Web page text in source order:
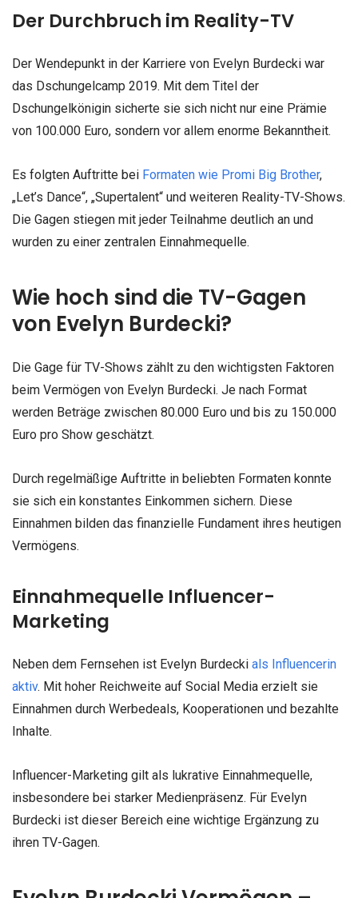
Der Durchbruch im Reality-TV
Der Wendepunkt in der Karriere von Evelyn Burdecki war
das Dschungelcamp 2019. Mit dem Titel der
Dschungelkönigin sicherte sie sich nicht nur eine Prämie
von 100.000 Euro, sondern vor allem enorme Bekanntheit.
Es folgten Auftritte bei Formaten wie Promi Big Brother,
„Let’s Dance“, „Supertalent“ und weiteren Reality-TV-Shows.
Die Gagen stiegen mit jeder Teilnahme deutlich an und
wurden zu einer zentralen Einnahmequelle.
Wie hoch sind die TV-Gagen
von Evelyn Burdecki?
Die Gage für TV-Shows zählt zu den wichtigsten Faktoren
beim Vermögen von Evelyn Burdecki. Je nach Format
werden Beträge zwischen 80.000 Euro und bis zu 150.000
Euro pro Show geschätzt.
Durch regelmäßige Auftritte in beliebten Formaten konnte
sie sich ein konstantes Einkommen sichern. Diese
Einnahmen bilden das finanzielle Fundament ihres heutigen
Vermögens.
Einnahmequelle Influencer-
Marketing
Neben dem Fernsehen ist Evelyn Burdecki als Influencerin
aktiv. Mit hoher Reichweite auf Social Media erzielt sie
Einnahmen durch Werbedeals, Kooperationen und bezahlte
Inhalte.
Influencer-Marketing gilt als lukrative Einnahmequelle,
insbesondere bei starker Medienpräsenz. Für Evelyn
Burdecki ist dieser Bereich eine wichtige Ergänzung zu
ihren TV-Gagen.